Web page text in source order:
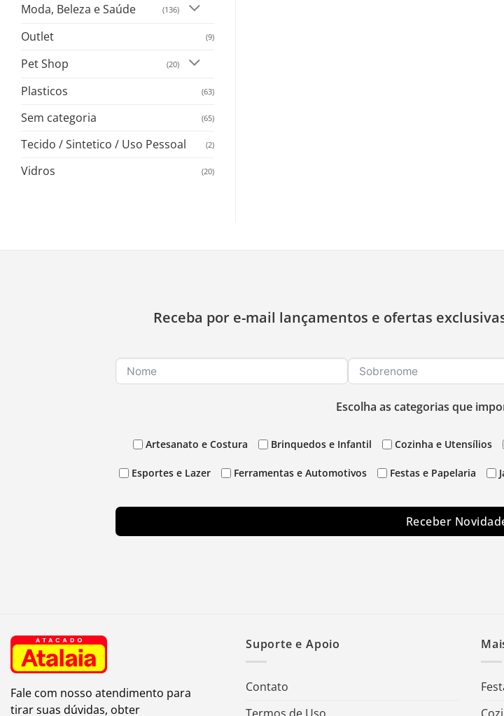
Moda, Beleza e Saúde (136)
Outlet (9)
Pet Shop (20)
Plasticos (63)
Sem categoria (65)
Tecido / Sintetico / Uso Pessoal (2)
Vidros (20)
Receba por e-mail lançamentos e ofertas
Escolha as categorias que
Artesanato e Costura Brinquedos e Infantil Cozinha e Utensílios
Esportes e Lazer Ferramentas e Automotivos Festas e Papelaria
Receber
Fale com nosso atendimento para
tirar suas dúvidas, obter
Suporte e Apoio
Contato